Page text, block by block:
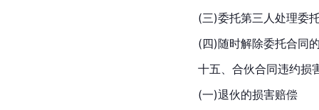
(三)委托第三人处理委
(四)随时解除委托合同
十五、合伙合同违约损
(一)退伙的损害赔偿